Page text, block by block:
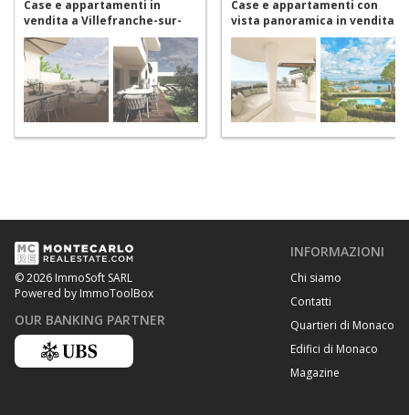
Case e appartamenti in
vendita a Villefranche-sur-
Mer
Case e appartamenti con
vista panoramica in vendita
a Villefranche-sur-Mer
© 2026 ImmoSoft SARL
Powered by ImmoToolBox
OUR BANKING PARTNER
INFORMAZIONI
Chi siamo
Contatti
Quartieri di Monaco
Edifici di Monaco
Magazine